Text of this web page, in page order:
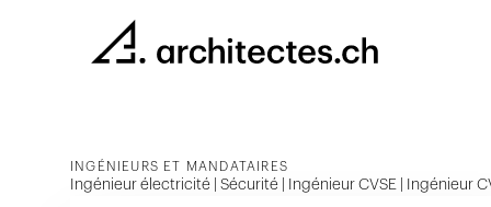
INGÉNIEURS ET MANDATAIRES
Ingénieur électricité | Sécurité | Ingénieur CVSE | Ingénieur